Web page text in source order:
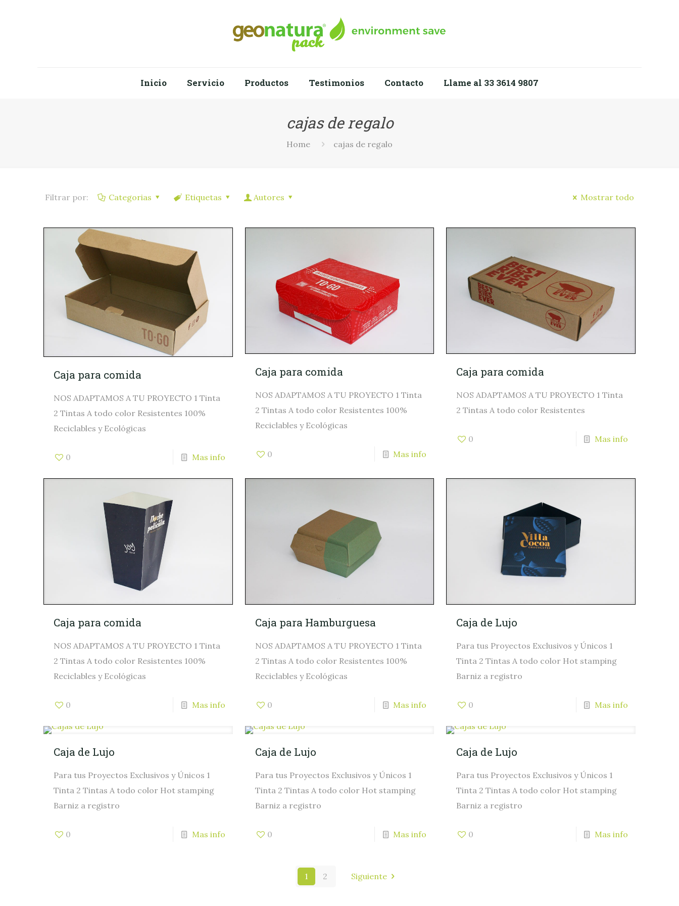
Inicio Servicio Productos Testimonios Contacto Llame al 33 3614 9807
cajas de regalo
Home cajas de regalo
Filtrar por: Categorias Etiquetas Autores Mostrar todo
Caja para comida
NOS ADAPTAMOS A TU PROYECTO 1 Tinta
2 Tintas A todo color Resistentes 100%
Reciclables y Ecológicas
0 Mas info
Caja para comida
NOS ADAPTAMOS A TU PROYECTO 1 Tinta
2 Tintas A todo color Resistentes 100%
Reciclables y Ecológicas
0 Mas info
Caja para comida
NOS ADAPTAMOS A TU PROYECTO 1 Tinta
2 Tintas A todo color Resistentes
0 Mas info
Caja para comida
NOS ADAPTAMOS A TU PROYECTO 1 Tinta
2 Tintas A todo color Resistentes 100%
Reciclables y Ecológicas
0 Mas info
Caja para Hamburguesa
NOS ADAPTAMOS A TU PROYECTO 1 Tinta
2 Tintas A todo color Resistentes 100%
Reciclables y Ecológicas
0 Mas info
Caja de Lujo
Para tus Proyectos Exclusivos y Únicos 1
Tinta 2 Tintas A todo color Hot stamping
Barniz a registro
0 Mas info
Caja de Lujo
Para tus Proyectos Exclusivos y Únicos 1
Tinta 2 Tintas A todo color Hot stamping
Barniz a registro
0 Mas info
Caja de Lujo
Para tus Proyectos Exclusivos y Únicos 1
Tinta 2 Tintas A todo color Hot stamping
Barniz a registro
0 Mas info
Caja de Lujo
Para tus Proyectos Exclusivos y Únicos 1
Tinta 2 Tintas A todo color Hot stamping
Barniz a registro
0 Mas info
1 2 Siguiente